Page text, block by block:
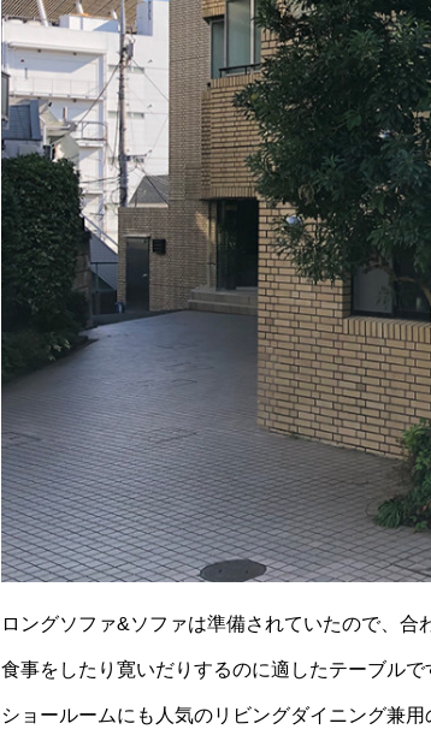
ロングソファ&ソファは準備されていたので、合
食事をしたり寛いだりするのに適したテーブルで
ショールームにも人気のリビングダイニング兼